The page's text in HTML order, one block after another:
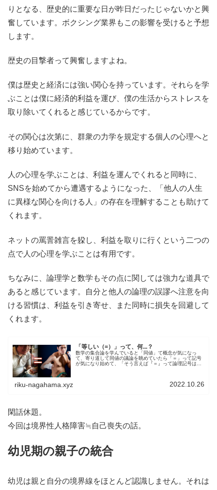
りとなる、歴史的に重要な日が昨日だったじゃないかと興
奮しています。ボクシング業界もこの影響を受けると予想
します。
歴史の目撃者って興奮しますよね。
僕は歴史と経済には強い関心を持っています。それらを学
ぶことは僕に経済的利益を運び、僕の生活からストレスを
取り除いてくれると感じているからです。
その関心は次第に、群衆の力学を規定する個人の心理へと
移り始めています。
人の心理を学ぶことは、利益を運んでくれると同時に、
SNSを始めてから遭遇するようになった、「他人の人生
に異様な関心を向ける人」の存在を理解することも助けて
くれます。
ネットの罵詈雑言を躱し、利益を取りに行くという二つの
点で人の心理を学ぶことは有用です。
ちなみに、論理学と数学もその点に関しては強力な道具で
あると感じています。自分と他人の論理の誤謬へ注意を向
ける習慣は、利益を引き寄せ、また同時に損失を回避して
くれます。
「等しい（=）」って、何...？
数学の集合論を学んでいると「同値」て概念が気になっ
て、寄り道して同値の議論を眺めていたら「＝」って記号
が気になり始めて、「そう言えば『＝』って論理記号は当
riku-nagahama.xyz 2022.10.26
閑話休題。
今回は境界性人格障害≒自己喪失の話。
幼児期の親子の統合
幼児は親と自分の境界線をほとんど認識しません。それは